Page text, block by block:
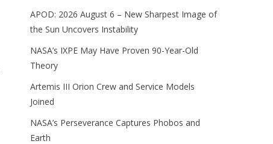
APOD: 2026 August 6 – New Sharpest Image of
the Sun Uncovers Instability
NASA’s IXPE May Have Proven 90-Year-Old
Theory
Artemis III Orion Crew and Service Models
Joined
NASA’s Perseverance Captures Phobos and
Earth